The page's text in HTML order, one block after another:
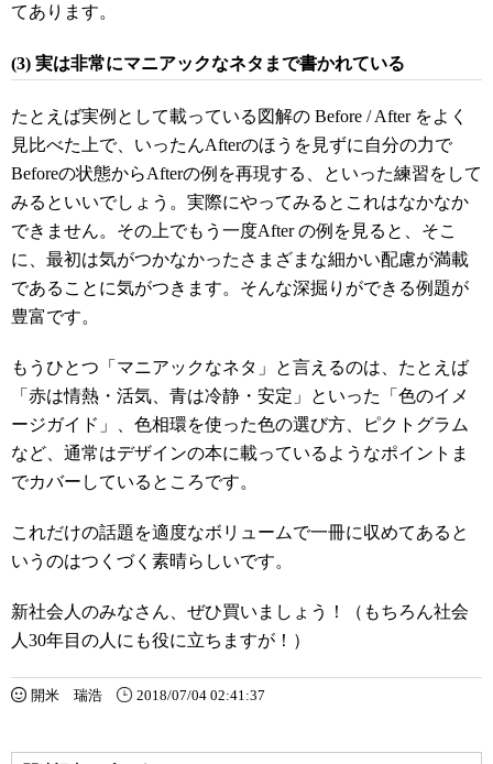
てあります。
(3) 実は非常にマニアックなネタまで書かれている
たとえば実例として載っている図解の Before / After をよく
見比べた上で、いったんAfterのほうを見ずに自分の力で
Beforeの状態からAfterの例を再現する、といった練習をして
みるといいでしょう。実際にやってみるとこれはなかなか
できません。その上でもう一度After の例を見ると、そこ
に、最初は気がつかなかったさまざまな細かい配慮が満載
であることに気がつきます。そんな深掘りができる例題が
豊富です。
もうひとつ「マニアックなネタ」と言えるのは、たとえば
「赤は情熱・活気、青は冷静・安定」といった「色のイメ
ージガイド」、色相環を使った色の選び方、ピクトグラム
など、通常はデザインの本に載っているようなポイントま
でカバーしているところです。
これだけの話題を適度なボリュームで一冊に収めてあると
いうのはつくづく素晴らしいです。
新社会人のみなさん、ぜひ買いましょう！（もちろん社会
人30年目の人にも役に立ちますが！）
開米 瑞浩 2018/07/04 02:41:37